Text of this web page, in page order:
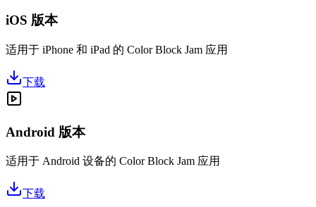
iOS 版本
适用于 iPhone 和 iPad 的 Color Block Jam 应用
下载
Android 版本
适用于 Android 设备的 Color Block Jam 应用
下载